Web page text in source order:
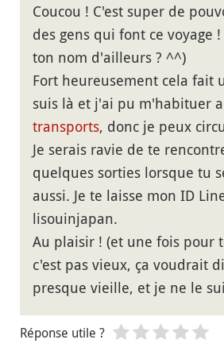
Coucou ! C'est super de
des gens qui font ce voyage
ton nom d'ailleurs ? ^^)
Fort heureusement cela fait
suis là et j'ai pu m'habituer a
transports, donc je peux
Je serais ravie de te
quelques sorties lorsque tu
aussi. Je te laisse mon ID
lisouinjapan.
Au plaisir ! (et une fois pour
c'est pas vieux, ça voudrait
presque vieille, et je ne le
Réponse utile ?